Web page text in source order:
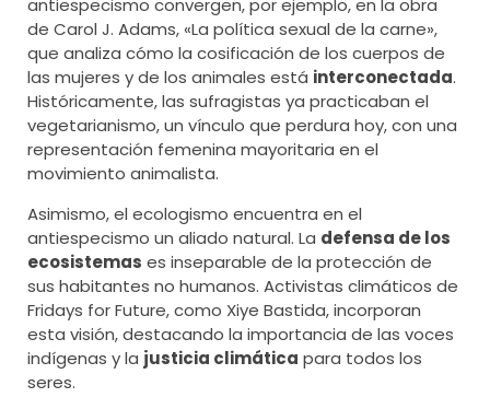
de Carol J. Adams, «La política sexual de la carne»,
que analiza cómo la cosificación de los cuerpos de
las mujeres y de los animales está interconectada.
Históricamente, las sufragistas ya practicaban el
vegetarianismo, un vínculo que perdura hoy, con una
representación femenina mayoritaria en el
movimiento animalista.
Asimismo, el ecologismo encuentra en el
antiespecismo un aliado natural. La defensa de los
ecosistemas es inseparable de la protección de
sus habitantes no humanos. Activistas climáticos de
Fridays for Future, como Xiye Bastida, incorporan
esta visión, destacando la importancia de las voces
indígenas y la justicia climática para todos los
seres.